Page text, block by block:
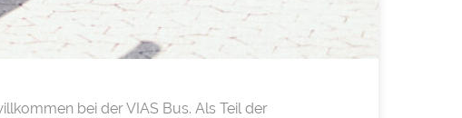
bei der VIAS Bus. Als Teil der